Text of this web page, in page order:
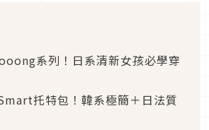
系列！日系清新女孩必學穿
托特包！韓系極簡＋日法質